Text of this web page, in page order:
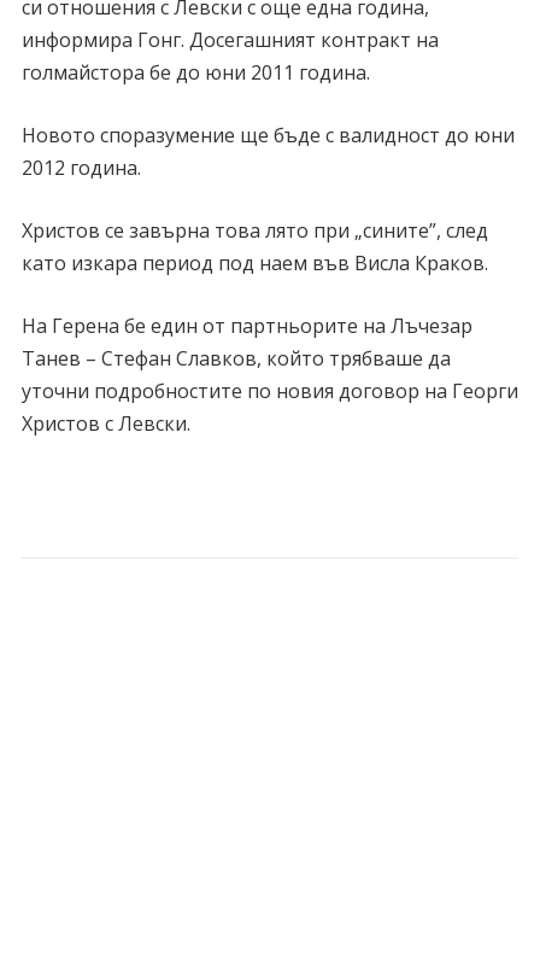
си отношения с Левски с още една година,
информира Гонг. Досегашният контракт на
голмайстора бе до юни 2011 година.
Новото споразумение ще бъде с валидност до юни
2012 година.
Христов се завърна това лято при „сините”, след
като изкара период под наем във Висла Краков.
На Герена бе един от партньорите на Лъчезар
Танев – Стефан Славков, който трябваше да
уточни подробностите по новия договор на Георги
Христов с Левски.